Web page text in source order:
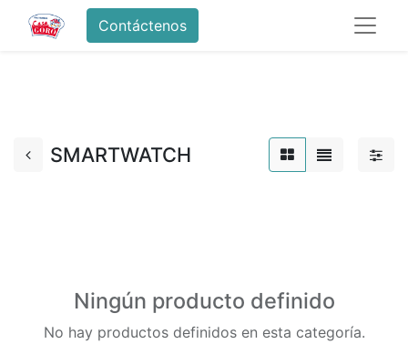
Contáctenos
SMARTWATCH
Ningún producto definido
No hay productos definidos en esta categoría.